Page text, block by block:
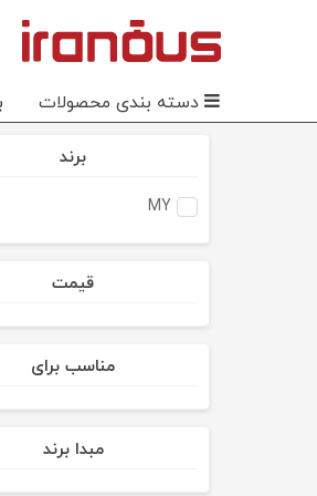
دسته بندی محصولات
برند
MY
قیمت
مناسب برای
مبدا برند